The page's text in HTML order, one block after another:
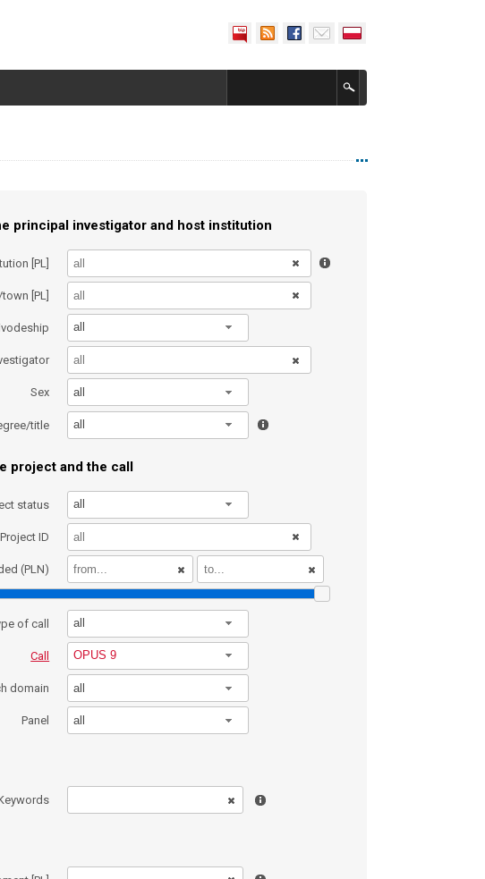
principal investigator and host institution
[PL]
[PL]
all
Sex all
title all
project and the call
status all
Project ID
(PLN)
of call all
Call OPUS 9
domain all
Panel all